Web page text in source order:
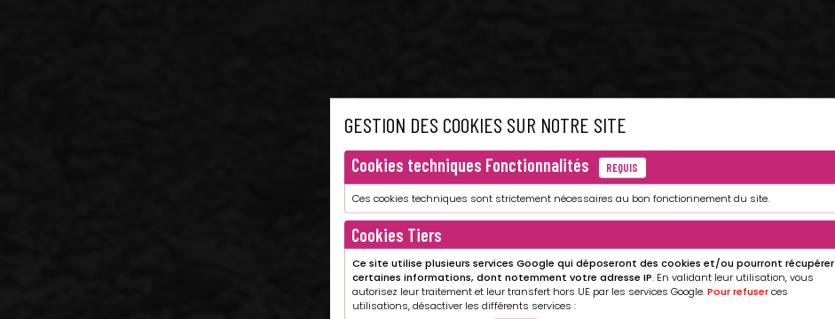
GESTION DES COOKIES SUR NOTRE SITE
Cookies techniques Fonctionnalités REQUIS
Ces cookies techniques sont strictement nécessaires au bon fonctionnement du site.
Cookies Tiers
Ce site utilise plusieurs services Google qui déposeront des cookies et/ou pourront récupérer
certaines informations, dont notemment votre adresse IP. En validant leur utilisation, vous
autorisez leur traitement et leur transfert hors UE par les services Google.Pour refuserces
utilisations, désactiver les différents services :